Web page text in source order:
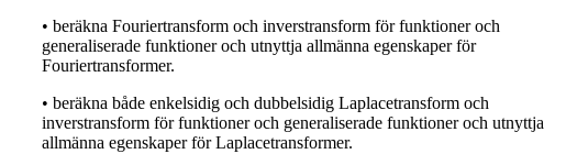
• beräkna Fouriertransform och inverstransform för funktioner och
generaliserade funktioner och utnyttja allmänna egenskaper för
Fouriertransformer.
• beräkna både enkelsidig och dubbelsidig Laplacetransform och
inverstransform för funktioner och generaliserade funktioner och utnyttja
allmänna egenskaper för Laplacetransformer.